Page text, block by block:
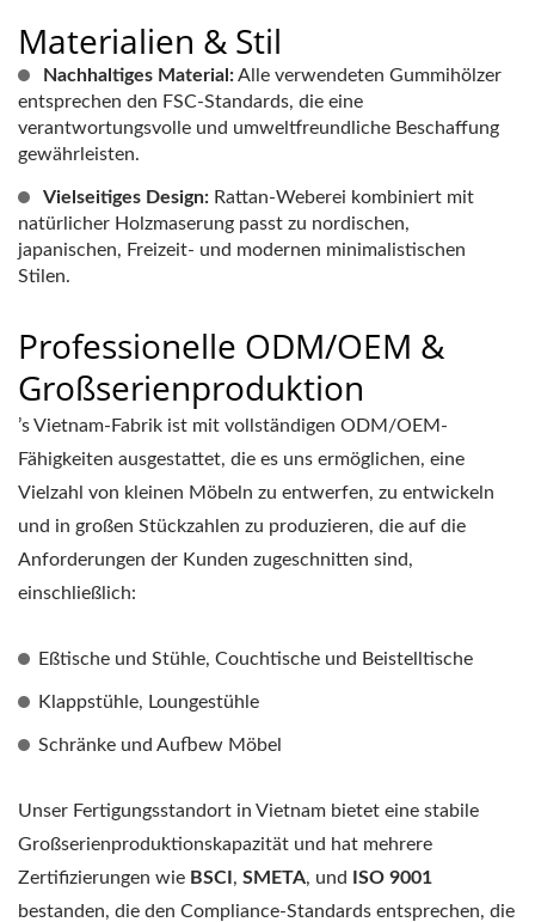
Materialien & Stil
Nachhaltiges Material:Alle verwendeten Gummihölzer
entsprechen den FSC-Standards, die eine
verantwortungsvolle und umweltfreundliche Beschaffung
gewährleisten.
Vielseitiges Design: Rattan-Weberei kombiniert mit
natürlicher Holzmaserung passt zu nordischen,
japanischen, Freizeit- und modernen minimalistischen
Stilen.
Professionelle ODM/OEM &
Großserienproduktion
’s Vietnam-Fabrik ist mit vollständigen ODM/OEM-
Fähigkeiten ausgestattet, die es uns ermöglichen, eine
Vielzahl von kleinen Möbeln zu entwerfen, zu entwickeln
und in großen Stückzahlen zu produzieren, die auf die
Anforderungen der Kunden zugeschnitten sind,
einschließlich:
Eßtische und Stühle, Couchtische und Beistelltische
Klappstühle, Loungestühle
Schränke und Aufbew Möbel
Unser Fertigungsstandort in Vietnam bietet eine stabile
Großserienproduktionskapazität und hat mehrere
Zertifizierungen wie BSCI , SMETA, und
ISO 9001
bestanden, die den Compliance-Standards entsprechen, die